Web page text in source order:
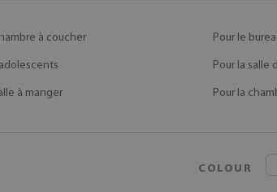
à coucher Pour le
Pour la salle
à manger Pour la
COLOUR